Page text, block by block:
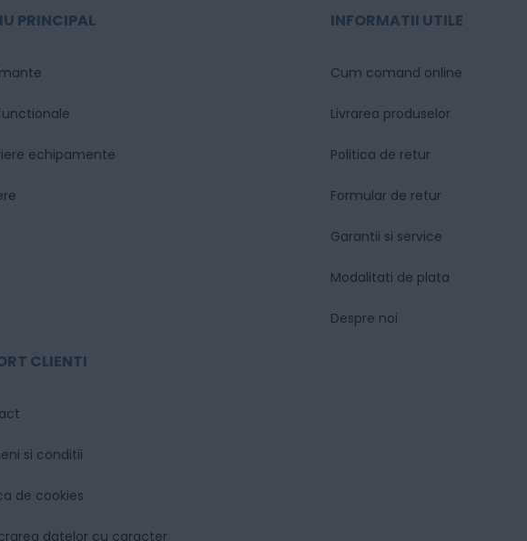
PRINCIPAL
echipamente
INFORMATII UTILE
Cum comand online
Livrarea produselor
Politica de retur
Formular de retur
Garantii si service
Modalitati de plata
Despre noi
CLIENTI
si conditii
de cookies
datelor cu caracter